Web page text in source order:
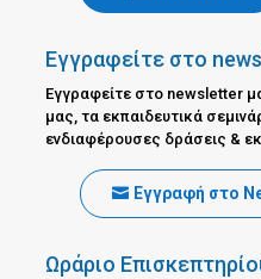
Εγγραφείτε στο
Εγγραφείτε στο newsletter
μας, τα εκπαιδευτικά
ενδιαφέρουσες δράσεις &
Εγγραφή στο
Ωράριο